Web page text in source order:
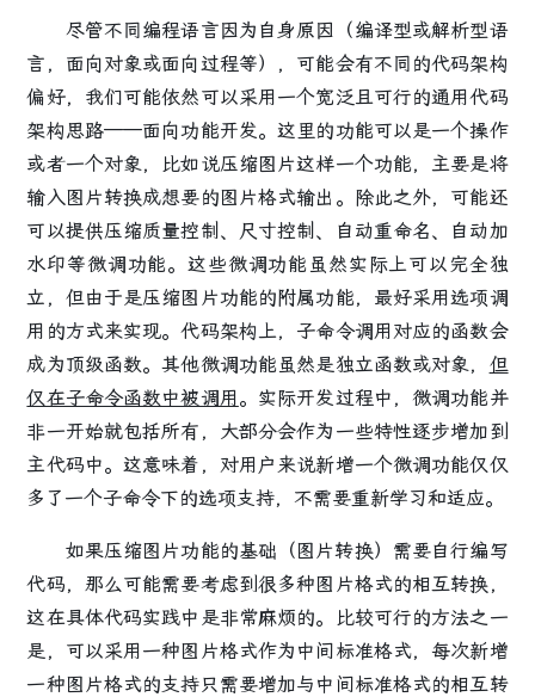
尽管不同编程语言因为自身原因（编译型或解析型语
言，面向对象或面向过程等），可能会有不同的代码架构
偏好，我们可能依然可以采用一个宽泛且可行的通用代码
架构思路——面向功能开发。这里的功能可以是一个操作
或者一个对象，比如说压缩图片这样一个功能，主要是将
输入图片转换成想要的图片格式输出。除此之外，可能还
可以提供压缩质量控制、尺寸控制、自动重命名、自动加
水印等微调功能。这些微调功能虽然实际上可以完全独
立，但由于是压缩图片功能的附属功能，最好采用选项调
用的方式来实现。代码架构上，子命令调用对应的函数会
成为顶级函数。其他微调功能虽然是独立函数或对象， 但
仅在子命令函数中被调用。实际开发过程中，微调功能并
非一开始就包括所有，大部分会作为一些特性逐步增加到
主代码中。这意味着，对用户来说新增一个微调功能仅仅
多了一个子命令下的选项支持，不需要重新学习和适应。
如果压缩图片功能的基础（图片转换）需要自行编写
代码，那么可能需要考虑到很多种图片格式的相互转换，
这在具体代码实践中是非常麻烦的。比较可行的方法之一
是，可以采用一种图片格式作为中间标准格式，每次新增
一种图片格式的支持只需要增加与中间标准格式的相互转